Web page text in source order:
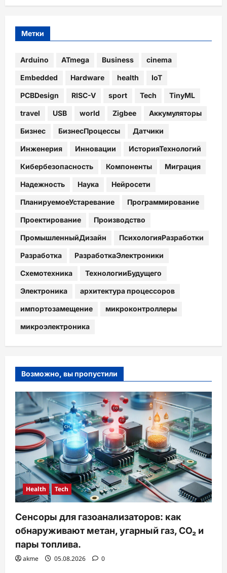
Метки
Arduino ATmega Business cinema
Embedded Hardware health IoT
PCBDesign RISC-V sport Tech TinyML
travel USB world Zigbee Аккумуляторы
Бизнес БизнесПроцессы Датчики
Инженерия Инновации ИсторияТехнологий
Кибербезопасность Компоненты Миграция
Надежность Наука Нейросети
ПланируемоеУстаревание Программирование
Проектирование Производство
ПромышленныйДизайн ПсихологияРазработки
Разработка РазработкаЭлектроники
Схемотехника ТехнологииБудущего
Электроника архитектура процессоров
импортозамещение микроконтроллеры
микроэлектроника
Возможно, вы пропустили
Health Tech
Сенсоры для газоанализаторов: как
обнаруживают метан, угарный газ, CO₂ и
пары топлива.
akme 05.08.2026 0